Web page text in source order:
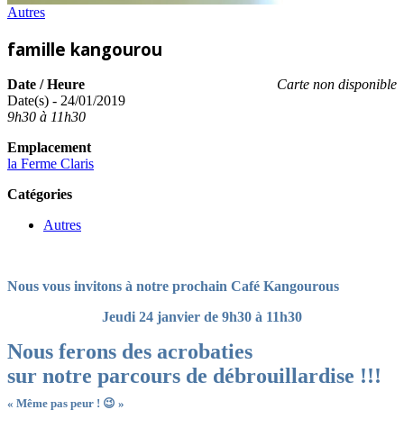
Autres
famille kangourou
Carte non disponible
Date / Heure
Date(s) - 24/01/2019
9h30 à 11h30
Emplacement
la Ferme Claris
Catégories
Autres
Nous vous invitons à notre prochain Café Kangourous
Jeudi 24 janvier de 9h30 à 11h30
Nous ferons des acrobaties
sur notre parcours de débrouillardise !!!
« Même pas peur ! 😉 »